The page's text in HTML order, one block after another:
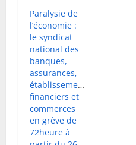
Paralysie de
l’économie :
le syndicat
national des
banques,
assurances,
établissements
financiers et
commerces
en grève de
72heure à